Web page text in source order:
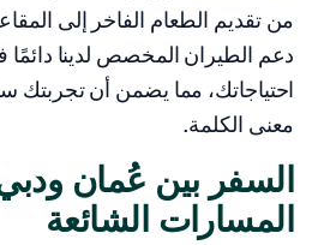
من تقديم الطعام الفاخر إلى
دعم الطيران المخصص لدينا دائمًا
احتياجاتك، مما يضمن أن تجربتك
معنى الكلمة.
السفر بين عُمان
المسارات الشائعة